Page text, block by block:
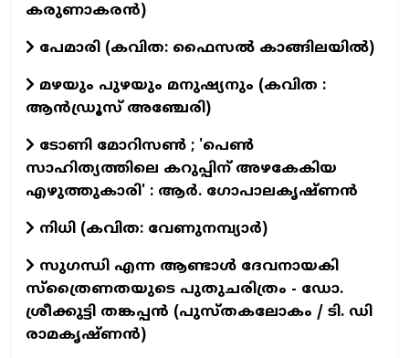
കരുണാകരൻ)
പേമാരി (കവിത: ഫൈസല്‍ കാങ്ങിലയില്‍)
മഴയും പുഴയും മനുഷ്യനും (കവിത :
ആൻഡ്രൂസ് അഞ്ചേരി)
ടോണി മോറിസൺ ; 'പെൺ
സാഹിത്യത്തിലെ കറുപ്പിന് അഴകേകിയ
എഴുത്തുകാരി' : ആർ. ഗോപാലകൃഷ്ണൻ
നിധി (കവിത: വേണുനമ്പ്യാർ)
സുഗന്ധി എന്ന ആണ്ടാള്‍ ദേവനായകി
സ്ത്രൈണതയുടെ പുതുചരിത്രം - ഡോ.
ശ്രീക്കുട്ടി തങ്കപ്പന്‍ (പുസ്തകലോകം / ടി. ഡി
രാമകൃഷ്ണന്‍)